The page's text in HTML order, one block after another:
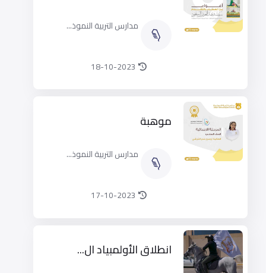
مدارس التربية النموذ...
18-10-2023
موهبة
مدارس التربية النموذ...
17-10-2023
انطلاق الأولمبياد ال...